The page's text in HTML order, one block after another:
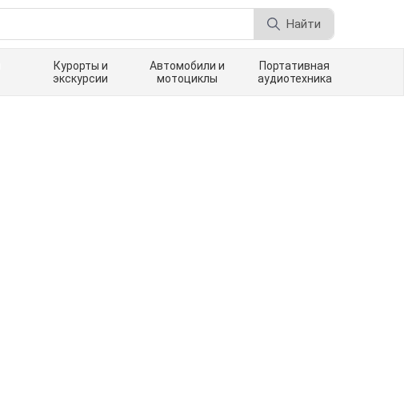
Найти
Курорты и
экскурсии
Автомобили и
мотоциклы
Портативная
аудиотехника